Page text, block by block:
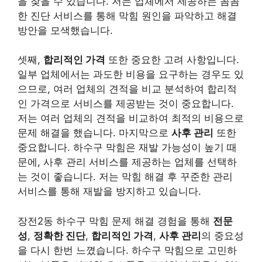
한 진단 서비스를 통해 막힘 원인을 파악하고 해결
방안을 모색했습니다.
셋째, 합리적인 가격 또한 중요한 고려 사항입니다.
일부 업체에서는 과도한 비용을 요구하는 경우도 있
으므로, 여러 업체의 견적을 비교 분석하여 합리적
인 가격으로 서비스를 제공받는 것이 중요합니다.
저는 여러 업체의 견적을 비교하여 최적의 비용으로
문제 해결을 했습니다. 마지막으로 사후 관리 또한
중요합니다. 하수구 막힘은 재발 가능성이 높기 때
문에, 사후 관리 서비스를 제공하는 업체를 선택하
는 것이 좋습니다. 저는 막힘 해결 후 꾸준한 관리
서비스를 통해 재발을 방지하고 있습니다.
장전2동 하수구 막힘 문제 해결 경험을 통해 전문
성, 정확한 진단, 합리적인 가격, 사후 관리의 중요성
을 다시 한번 느꼈습니다. 하수구 막힘으로 고민하